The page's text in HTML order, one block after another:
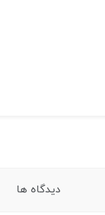
دیدگاه ها